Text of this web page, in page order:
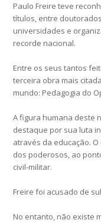
Paulo Freire teve
títulos, entre
universidades e
recorde nacional.
Entre os seus tantos
terceira obra mais
mundo: Pedagogia do
A figura humana deste
destaque por sua luta
através da educação.
dos poderosos, ao
civil-militar.
Freire foi acusado de
No entanto, não existe